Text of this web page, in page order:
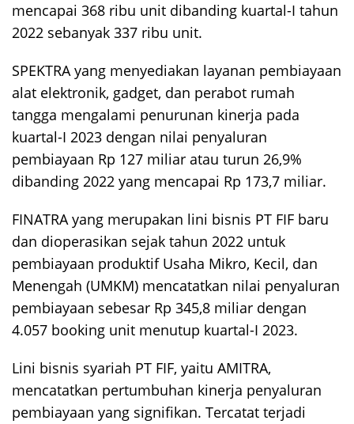
mencapai 368 ribu unit dibanding kuartal-I tahun
2022 sebanyak 337 ribu unit.
SPEKTRA yang menyediakan layanan pembiayaan
alat elektronik, gadget, dan perabot rumah
tangga mengalami penurunan kinerja pada
kuartal-I 2023 dengan nilai penyaluran
pembiayaan Rp 127 miliar atau turun 26,9%
dibanding 2022 yang mencapai Rp 173,7 miliar.
FINATRA yang merupakan lini bisnis PT FIF baru
dan dioperasikan sejak tahun 2022 untuk
pembiayaan produktif Usaha Mikro, Kecil, dan
Menengah (UMKM) mencatatkan nilai penyaluran
pembiayaan sebesar Rp 345,8 miliar dengan
4.057 booking unit menutup kuartal-I 2023.
Lini bisnis syariah PT FIF, yaitu AMITRA,
mencatatkan pertumbuhan kinerja penyaluran
pembiayaan yang signifikan. Tercatat terjadi